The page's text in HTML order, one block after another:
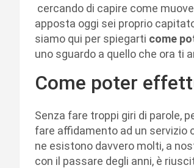
cercando di capire come
apposta oggi sei proprio
siamo qui per spiegarti come
uno sguardo a quello che ora ti
Come poter
Senza fare troppi giri di parole,
fare affidamento ad un servizio
ne esistono davvero molti, a
con il passare degli anni, è